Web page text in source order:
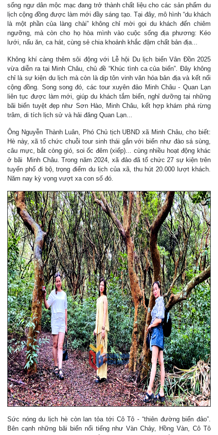
sống ngư dân mộc mạc đang trở thành chất liệu cho các sản phẩm du
lịch cộng đồng được làm mới đầy sáng tạo. Tại đây, mô hình “du khách
là một phần của làng chài” không chỉ mời gọi du khách đến chiêm
ngưỡng, mà còn cho họ hòa mình vào cuộc sống địa phương: Kéo
lưới, nấu ăn, ca hát, cùng sẻ chia khoảnh khắc đậm chất bản địa...
Không khí càng thêm sôi động với Lễ hội Du lịch biển Vân Đồn 2025
vừa diễn ra tại Minh Châu, chủ đề “Khúc tình ca của biển”. Đây không
chỉ là sự kiện du lịch mà còn là dịp tôn vinh văn hóa bản địa và kết nối
cộng đồng. Song song đó, các tour xuyên đảo Minh Châu - Quan Lạn
liên tục được làm mới, giúp du khách tắm biển, nghỉ dưỡng tại những
bãi biển tuyệt đẹp như Sơn Hào, Minh Châu, kết hợp khám phá rừng
trâm, di tích lịch sử và hải đăng Quan Lạn...
Ông Nguyễn Thành Luân, Phó Chủ tịch UBND xã Minh Châu, cho biết:
Hè này, xã tổ chức chuỗi tour sinh thái gắn với biển như đào sá sùng,
câu mực, bắt còng gió, soi ốc đêm (xiếp)... cùng nhiều hoạt động khác
ở bãi Minh Châu. Trong năm 2024, xã đảo đã tổ chức 27 sự kiện trên
tuyến phố đi bộ, trọng điểm du lịch của xã, thu hút 20.000 lượt khách.
Năm nay kỳ vọng vượt xa con số đó.
Sức nóng du lịch hè còn lan tỏa tới Cô Tô - “thiên đường biển đảo”.
Bên cạnh những bãi biển nổi tiếng như Vàn Chảy, Hồng Vàn, Cô Tô